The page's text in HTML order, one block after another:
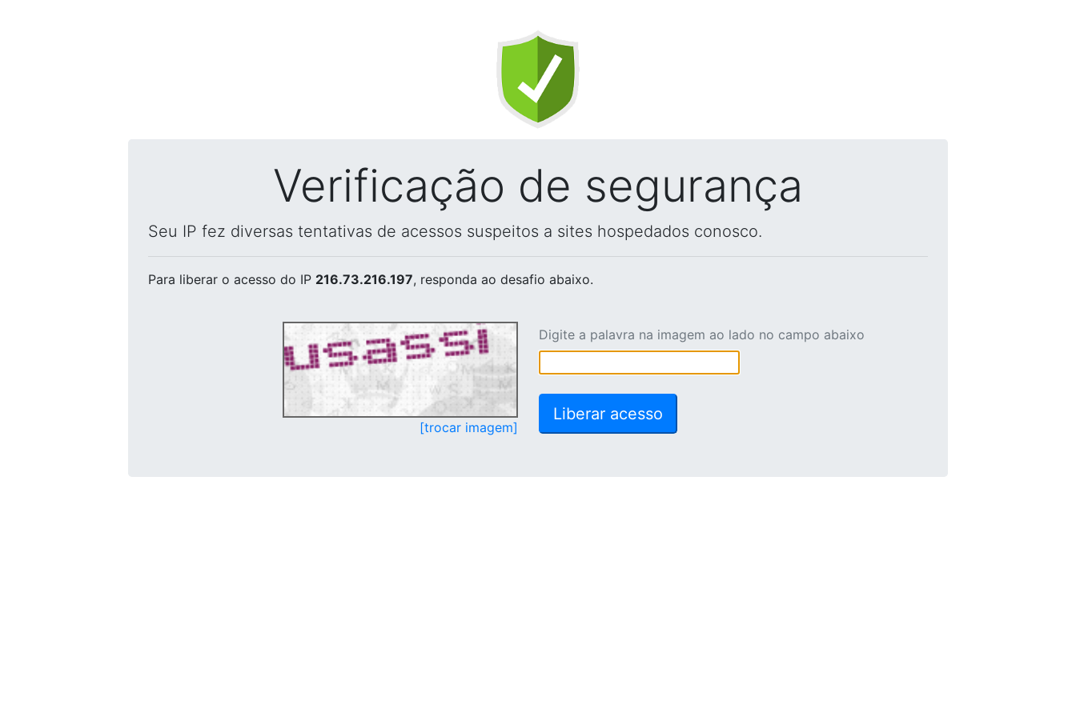
Verificação de segurança
Seu IP fez diversas tentativas de acessos suspeitos a sites hospedados conosco.
Para liberar o acesso do IP 216.73.216.197, responda ao desafio abaixo.
[trocar imagem]
Digite a palavra na imagem ao lado no campo abaixo